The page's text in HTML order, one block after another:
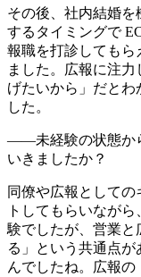
その後、社内結婚
するタイミングで
報職を打診してもら
ました。広報に注
げたいから」だとわ
した。
――未経験の状態か
いきましたか？
同僚や広報として
トしてもらいなが
験でしたが、営業と
る」という共通点
んでしたね。
広報の